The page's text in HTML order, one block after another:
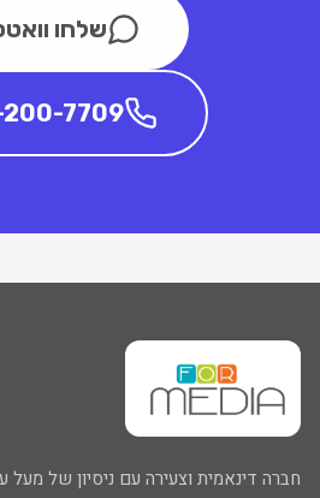
שלחו
7709
חברה דינאמית וצעירה עם ניסיון של מעל